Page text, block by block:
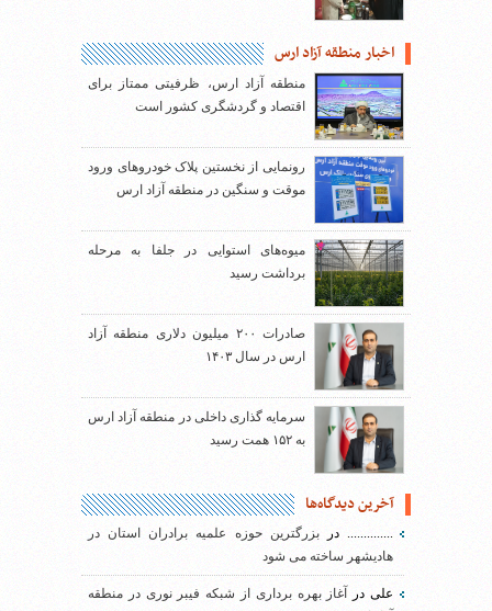
اخبار منطقه آزاد ارس
منطقه آزاد ارس، ظرفیتی ممتاز برای
اقتصاد و گردشگری کشور است
رونمایی از نخستین پلاک خودروهای ورود
موقت و سنگین در منطقه آزاد ارس
میوه‌های استوایی در جلفا به مرحله
برداشت رسید
صادرات ۲۰۰ میلیون دلاری منطقه آزاد
ارس در سال ۱۴۰۳
سرمایه گذاری داخلی در منطقه آزاد ارس
به ۱۵۲ همت رسید
آخرین دیدگاه‌ها
..............دربزرگترین حوزه علمیه برادران استان در
هادیشهر ساخته می شود
علیدر
آغاز بهره برداری از شبکه فیبر نوری در منطقه